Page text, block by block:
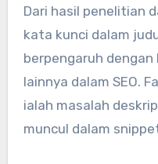
Dari hasil penelitian
kata kunci dalam
berpengaruh
lainnya dalam SEO.
ialah masalah
muncul dalam